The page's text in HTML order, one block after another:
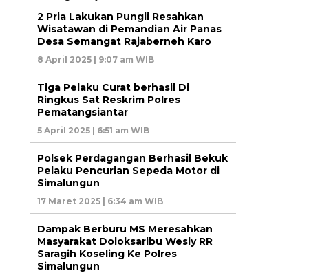
2 Pria Lakukan Pungli Resahkan
Wisatawan di Pemandian Air Panas
Desa Semangat Rajaberneh Karo
8 April 2025 | 9:07 am WIB
Tiga Pelaku Curat berhasil Di
Ringkus Sat Reskrim Polres
Pematangsiantar
5 April 2025 | 6:51 am WIB
Polsek Perdagangan Berhasil Bekuk
Pelaku Pencurian Sepeda Motor di
Simalungun
17 Maret 2025 | 6:34 am WIB
Dampak Berburu MS Meresahkan
Masyarakat Doloksaribu Wesly RR
Saragih Koseling Ke Polres
Simalungun